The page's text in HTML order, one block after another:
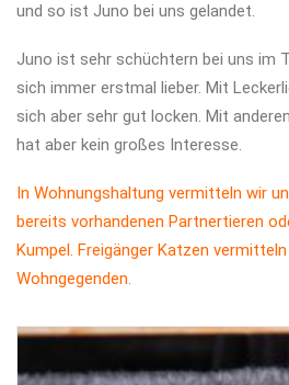
und so ist Juno bei uns gelandet.
Juno ist sehr schüchtern bei uns im
sich immer erstmal lieber. Mit
sich aber sehr gut locken. Mit
hat aber kein großes Interesse.
In Wohnungshaltung vermitteln wir
bereits vorhandenen Partnertieren
Kumpel. Freigänger Katzen
Wohngegenden.